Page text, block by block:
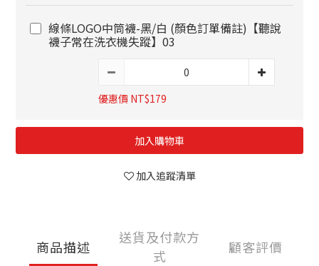
線條LOGO中筒襪-黑/白 (顏色訂單備註)【聽說
襪子常在洗衣機失蹤】03
優惠價 NT$179
加入購物車
加入追蹤清單
商品描述
送貨及付款方
式
顧客評價